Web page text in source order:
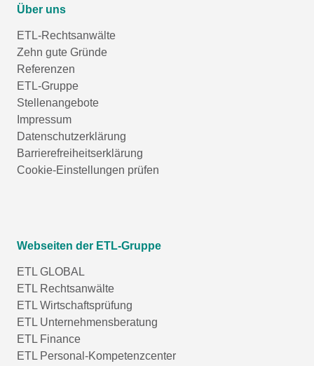
Über uns
ETL-Rechtsanwälte
Zehn gute Gründe
Referenzen
ETL-Gruppe
Stellenangebote
Impressum
Datenschutzerklärung
Barrierefreiheitserklärung
Cookie-Einstellungen prüfen
Webseiten der ETL-Gruppe
ETL GLOBAL
ETL Rechtsanwälte
ETL Wirtschaftsprüfung
ETL Unternehmensberatung
ETL Finance
ETL Personal-Kompetenzcenter